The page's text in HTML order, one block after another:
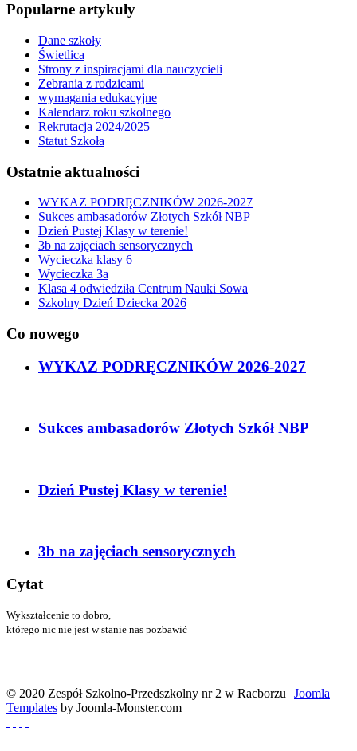
Popularne artykuły
Dane szkoły
Świetlica
Strony z inspiracjami dla nauczycieli
Zebrania z rodzicami
wymagania edukacyjne
Kalendarz roku szkolnego
Rekrutacja 2024/2025
Statut Szkoła
Ostatnie aktualności
WYKAZ PODRĘCZNIKÓW 2026-2027
Sukces ambasadorów Złotych Szkół NBP
Dzień Pustej Klasy w terenie!
3b na zajęciach sensorycznych
Wycieczka klasy 6
Wycieczka 3a
Klasa 4 odwiedziła Centrum Nauki Sowa
Szkolny Dzień Dziecka 2026
Co nowego
WYKAZ PODRĘCZNIKÓW 2026-2027
Sukces ambasadorów Złotych Szkół NBP
Dzień Pustej Klasy w terenie!
3b na zajęciach sensorycznych
Cytat
Wykształcenie to dobro,
którego nic nie jest w stanie nas pozbawić
© 2020 Zespół Szkolno-Przedszkolny nr 2 w Racborzu Joomla
Templates by Joomla-Monster.com